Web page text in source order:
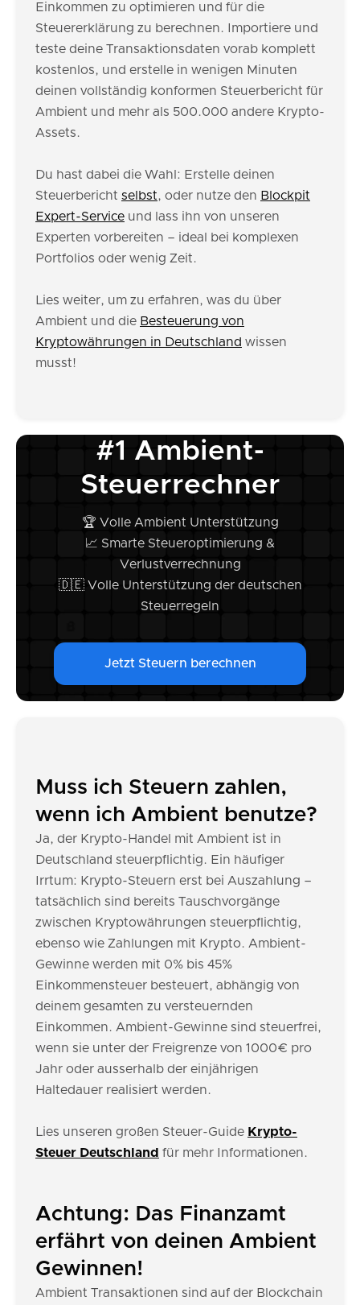
Einkommen zu optimieren und für die
Steuererklärung zu berechnen. Importiere und
teste deine Transaktionsdaten vorab komplett
kostenlos, und erstelle in wenigen Minuten
deinen vollständig konformen Steuerbericht für
Ambient und mehr als 500.000 andere Krypto-
Assets.
Du hast dabei die Wahl: Erstelle deinen
Steuerbericht selbst, oder nutze den Blockpit
Expert-Service und lass ihn von unseren
Experten vorbereiten – ideal bei komplexen
Portfolios oder wenig Zeit.
Lies weiter, um zu erfahren, was du über
Ambient und die Besteuerung von
Kryptowährungen in Deutschland wissen
musst!
#1 Ambient-
Steuerrechner
🏆 Volle Ambient Unterstützung
📈 Smarte Steueroptimierung &
Verlustverrechnung
🇩🇪 Volle Unterstützung der deutschen
Steuerregeln
Jetzt Steuern berechnen
Muss ich Steuern zahlen,
wenn ich Ambient benutze?
Ja, der Krypto-Handel mit Ambient ist in
Deutschland steuerpflichtig. Ein häufiger
Irrtum: Krypto-Steuern erst bei Auszahlung –
tatsächlich sind bereits Tauschvorgänge
zwischen Kryptowährungen steuerpflichtig,
ebenso wie Zahlungen mit Krypto. Ambient-
Gewinne werden mit 0% bis 45%
Einkommensteuer besteuert, abhängig von
deinem gesamten zu versteuernden
Einkommen. Ambient-Gewinne sind steuerfrei,
wenn sie unter der Freigrenze von 1000€ pro
Jahr oder ausserhalb der einjährigen
Haltedauer realisiert werden.
Lies unseren großen Steuer-Guide Krypto-
Steuer Deutschland für mehr Informationen.
Achtung: Das Finanzamt
erfährt von deinen Ambient
Gewinnen!
Ambient Transaktionen sind auf der Blockchain